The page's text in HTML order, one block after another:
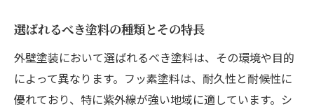
例
外壁塗装による資産価値保護の効果
風化対策としての外壁塗装のトレンド
資産価値維持に貢献する塗料の選択
選ばれるべき塗料の種類とその特長
外壁塗装において選ばれるべき塗料は、その環境や目的
によって異なります。フッ素塗料は、耐久性と耐候性に
優れており、特に紫外線が強い地域に適しています。シ